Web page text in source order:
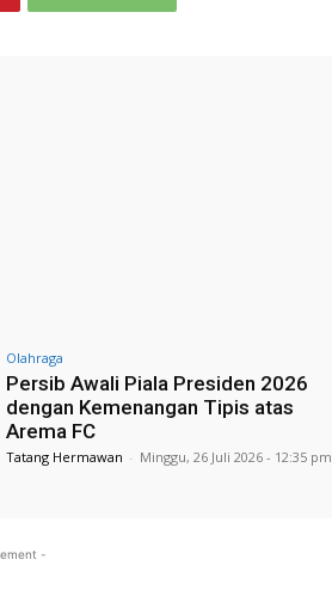
Olahraga
Persib Awali Piala Presiden 2026
dengan Kemenangan Tipis atas
Arema FC
Tatang Hermawan - Minggu, 26 Juli 2026 - 12:35 pm
-